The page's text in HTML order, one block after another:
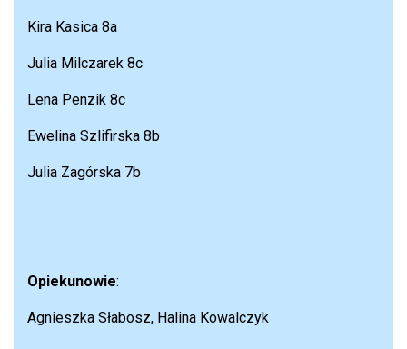
Kira Kasica 8a
Julia Milczarek 8c
Lena Penzik 8c
Ewelina Szlifirska 8b
Julia Zagórska 7b
Opiekunowie:
Agnieszka Słabosz, Halina Kowalczyk